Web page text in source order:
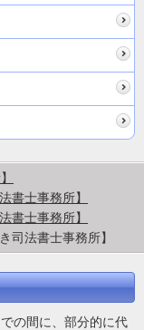
書士事務所】
書士事務所】
司法書士事務所】
の間に、部分的に代